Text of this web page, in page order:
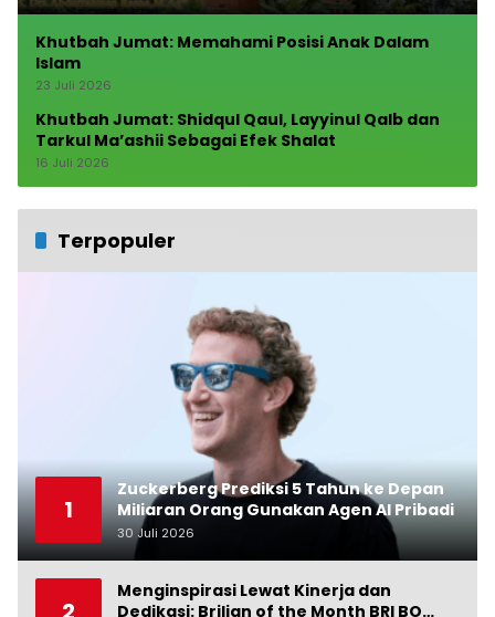
Khutbah Jumat: Memahami Posisi Anak Dalam
Islam
23 Juli 2026
Khutbah Jumat: Shidqul Qaul, Layyinul Qalb dan
Tarkul Ma’ashii Sebagai Efek Shalat
16 Juli 2026
Terpopuler
1
Zuckerberg Prediksi 5 Tahun ke Depan
Miliaran Orang Gunakan Agen AI Pribadi
30 Juli 2026
Menginspirasi Lewat Kinerja dan
Dedikasi: Brilian of the Month BRI BO